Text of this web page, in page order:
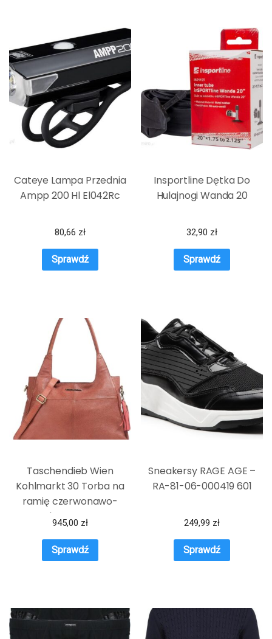
Cateye Lampa Przednia
Ampp 200 Hl El042Rc
80,66 zł
Sprawdź
Insportline Dętka Do
Hulajnogi Wanda 20
32,90 zł
Sprawdź
Taschendieb Wien
Kohlmarkt 30 Torba na
ramię czerwonawo-
brązowy
945,00 zł
Sprawdź
Sneakersy RAGE AGE –
RA-81-06-000419 601
249,99 zł
Sprawdź